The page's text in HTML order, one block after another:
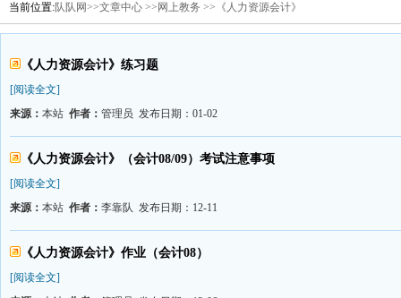
当前位置:队队网>>文章中心 >>网上教务 >>《人力资源会计》
《人力资源会计》练习题
[阅读全文]
来源： 本站 作者： 管理员 发布日期：01-02
《人力资源会计》（会计08/09）考试注意事项
[阅读全文]
来源： 本站 作者： 李靠队 发布日期：12-11
《人力资源会计》作业（会计08）
[阅读全文]